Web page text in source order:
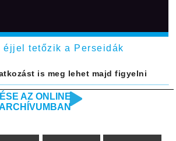
éjjel tetőzik a Perseidák
is meg lehet majd figyelni
AZ ONLINE